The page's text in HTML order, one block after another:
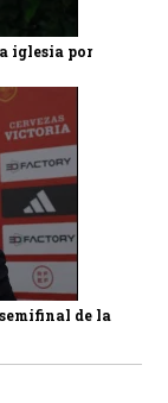
iglesia por
de la